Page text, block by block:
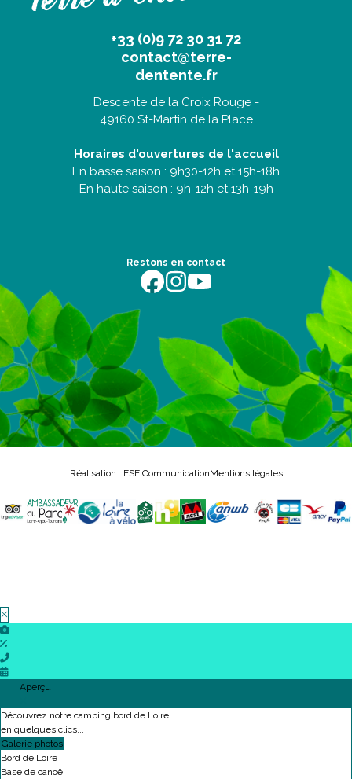
+33 (0)9 72 30 31 72
contact@terre-
dentente.fr
Descente de la Croix Rouge -
49160 St-Martin de la Place
Horaires d'ouvertures de l'accueil
En basse saison : 9h30-12h et 15h-18h
En haute saison : 9h-12h et 13h-19h
Restons en contact
https://fr-fr.facebook.com/terredentente/
https://www.instagram.com/
https://youtu.be/
Réalisation : ESE CommunicationMentions légales
Aperçu
Découvrez notre camping bord de Loire
en quelques clics...
Galerie photos
Bord de Loire
Base de canoë